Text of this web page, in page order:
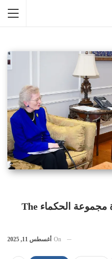
وزير الخارجية يلتقي بقادة مجموعة الحكماء The
On أغسطس 11, 2025